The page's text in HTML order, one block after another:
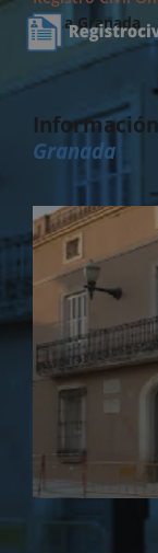
de La Granada
Granada